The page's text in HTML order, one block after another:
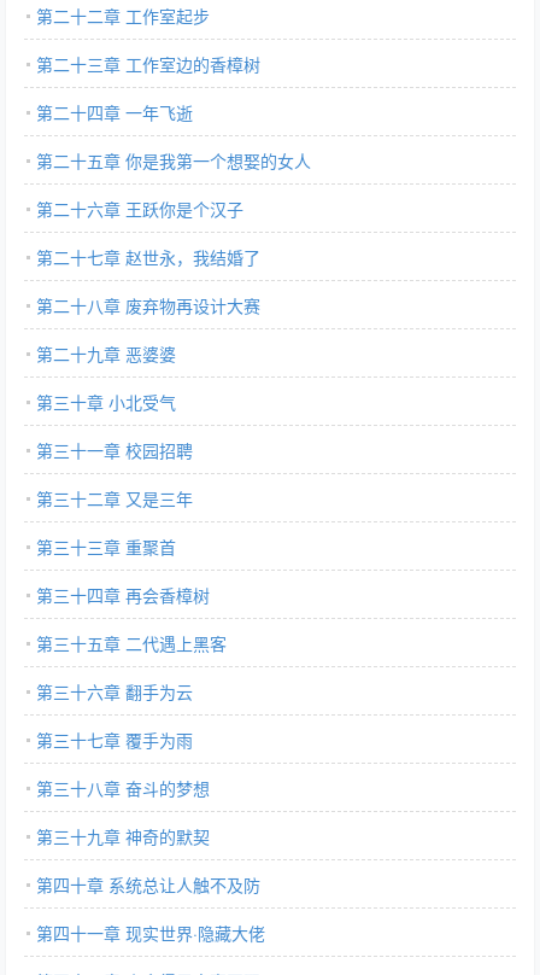
第二十二章 工作室起步
第二十三章 工作室边的香樟树
第二十四章 一年飞逝
第二十五章 你是我第一个想娶的女人
第二十六章 王跃你是个汉子
第二十七章 赵世永，我结婚了
第二十八章 废弃物再设计大赛
第二十九章 恶婆婆
第三十章 小北受气
第三十一章 校园招聘
第三十二章 又是三年
第三十三章 重聚首
第三十四章 再会香樟树
第三十五章 二代遇上黑客
第三十六章 翻手为云
第三十七章 覆手为雨
第三十八章 奋斗的梦想
第三十九章 神奇的默契
第四十章 系统总让人触不及防
第四十一章 现实世界·隐藏大佬